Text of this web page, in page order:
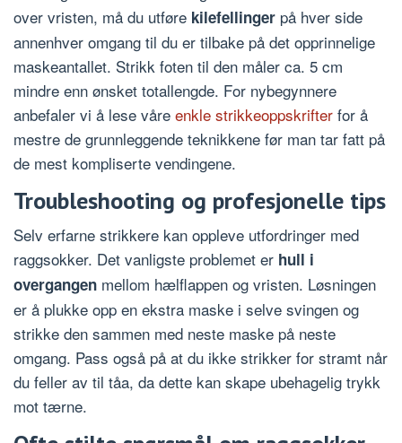
over vristen, må du utføre kilefellinger på hver side
annenhver omgang til du er tilbake på det opprinnelige
maskeantallet. Strikk foten til den måler ca. 5 cm
mindre enn ønsket totallengde. For nybegynnere
anbefaler vi å lese våre enkle strikkeoppskrifter for å
mestre de grunnleggende teknikkene før man tar fatt på
de mest kompliserte vendingene.
Troubleshooting og profesjonelle tips
Selv erfarne strikkere kan oppleve utfordringer med
raggsokker. Det vanligste problemet er hull i
overgangen mellom hælflappen og vristen. Løsningen
er å plukke opp en ekstra maske i selve svingen og
strikke den sammen med neste maske på neste
omgang. Pass også på at du ikke strikker for stramt når
du feller av til tåa, da dette kan skape ubehagelig trykk
mot tærne.